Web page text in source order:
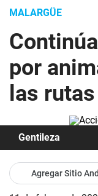
MALARGÜE
por
las
Gentileza
Agregar Sitio